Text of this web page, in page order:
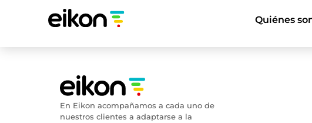
Quiénes
En Eikon acompañamos a cada uno de
nuestros clientes a adaptarse a la